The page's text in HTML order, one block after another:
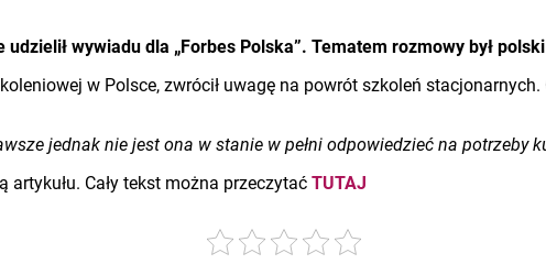
udzielił wywiadu dla „Forbes Polska”. Tematem rozmowy był
w Polsce, zwrócił uwagę na powrót szkoleń
jednak nie jest ona w stanie w pełni odpowiedzieć na potrzeby
Cały tekst można przeczytać TUTAJ